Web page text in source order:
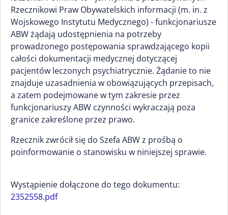
Rzecznikowi Praw Obywatelskich informacji (m. in. z
Wojskowego Instytutu Medycznego) - funkcjonariusze
ABW żądają udostępnienia na potrzeby
prowadzonego postępowania sprawdzającego kopii
całości dokumentacji medycznej dotyczącej
pacjentów leczonych psychiatrycznie. Żądanie to nie
znajduje uzasadnienia w obowiązujących przepisach,
a zatem podejmowane w tym zakresie przez
funkcjonariuszy ABW czynności wykraczają poza
granice zakreślone przez prawo.
Rzecznik zwrócił się do Szefa ABW z prośbą o
poinformowanie o stanowisku w niniejszej sprawie.
Wystąpienie dołączone do tego dokumentu:
2352558.pdf